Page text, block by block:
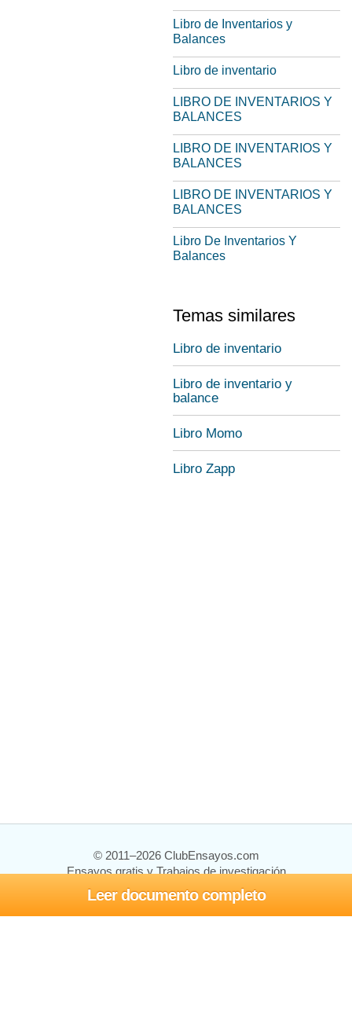
Leer documento completo
Libro de Inventarios y
Balances
Libro de inventario
LIBRO DE INVENTARIOS Y
BALANCES
LIBRO DE INVENTARIOS Y
BALANCES
LIBRO DE INVENTARIOS Y
BALANCES
Libro De Inventarios Y
Balances
Temas similares
Libro de inventario
Libro de inventario y
balance
Libro Momo
Libro Zapp
© 2011–2026 ClubEnsayos.com
Ensayos gratis y Trabajos de investigación